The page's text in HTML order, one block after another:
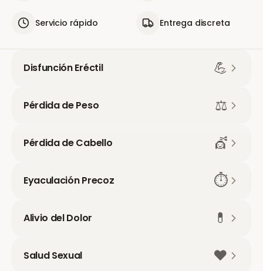
Servicio rápido Entrega discreta
Disfunción Eréctil 💪
Pérdida de Peso ⚖️
Pérdida de Cabello 💇
Eyaculación Precoz ⏱️
Alivio del Dolor 💊
Salud Sexual ❤️